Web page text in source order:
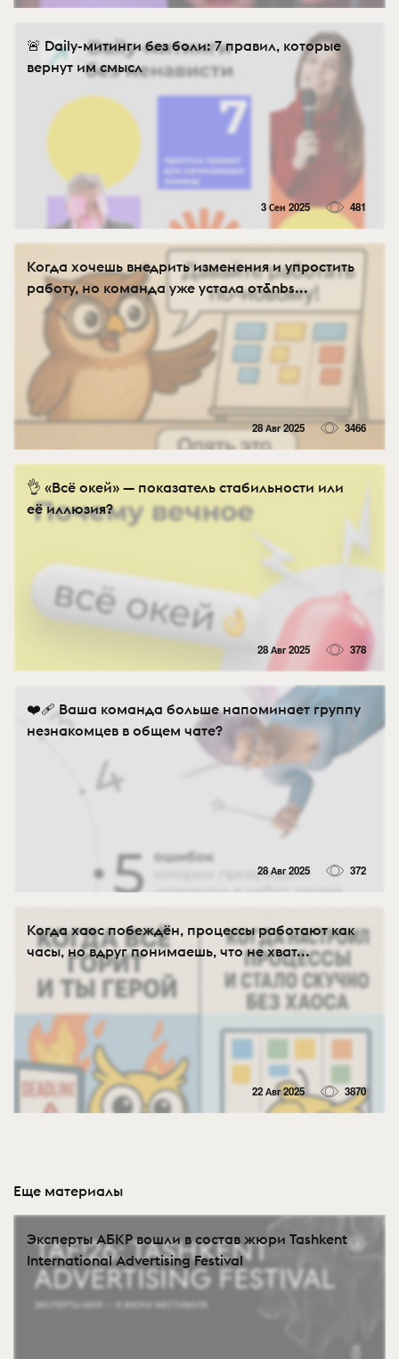
🚨 Daily-митинги без боли: 7 правил, которые
вернут им смысл
3 Сен 2025 481
Когда хочешь внедрить изменения и упростить
работу, но команда уже устала от&nbs...
28 Авг 2025 3466
👌 «Всё окей» — показатель стабильности или
её иллюзия?
28 Авг 2025 378
❤️‍🩹 Ваша команда больше напоминает группу
незнакомцев в общем чате?
28 Авг 2025 372
Когда хаос побеждён, процессы работают как
часы, но вдруг понимаешь, что не хват...
22 Авг 2025 3870
Еще материалы
Эксперты АБКР вошли в состав жюри Tashkent
International Advertising Festival